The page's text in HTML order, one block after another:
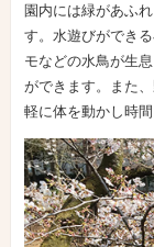
園内には緑があふ
す。水遊びができ
モなどの水鳥が生
ができます。また
軽に体を動かし時